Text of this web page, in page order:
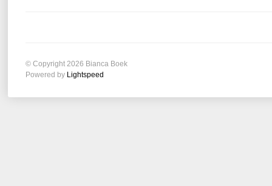
© Copyright 2026 Bianca Boek
Powered by Lightspeed